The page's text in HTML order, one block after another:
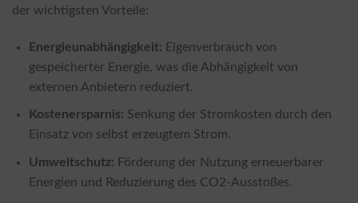
der wichtigsten Vorteile:
Energieunabhängigkeit: Eigenverbrauch von
gespeicherter Energie, was die Abhängigkeit von
externen Anbietern reduziert.
Kostenersparnis: Senkung der Stromkosten durch den
Einsatz von selbst erzeugtem Strom.
Umweltschutz: Förderung der Nutzung erneuerbarer
Energien und Reduzierung des CO2-Ausstoßes.